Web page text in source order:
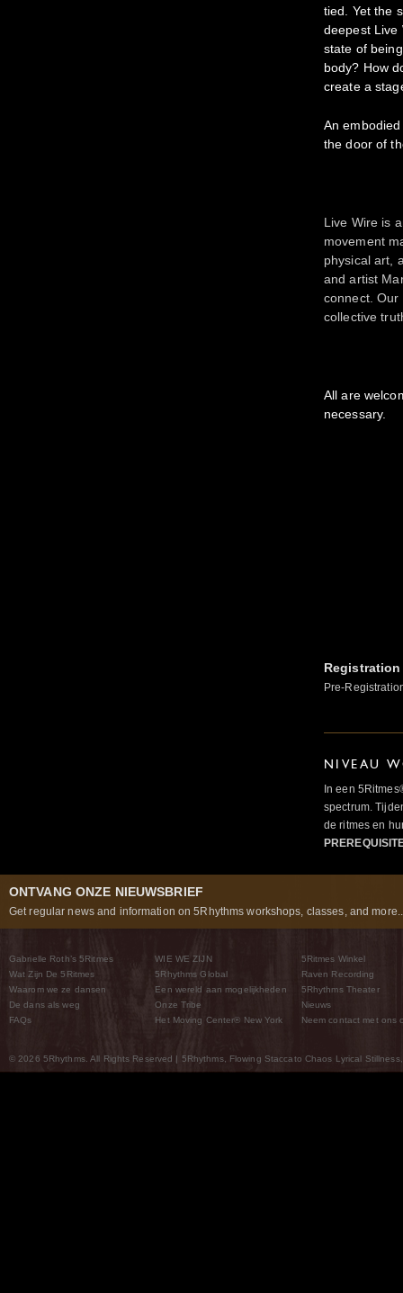
tied. Yet the
deepest Live
state of
body? How
create a
An
the door of
Live Wire is
movement
physical art,
and artist
connect. Our
collective
All are
necessary.
Pre-
NIVEAU
In een
spectrum.
de ritmes en
ONTVANG ONZE NIEUWSBRIEF
Get regular news and information on 5Rhythms workshops, classes, and
Gabrielle Roth’s 5Ritmes
Wat Zijn De 5Ritmes
Waarom we ze dansen
De dans als weg
FAQs
WIE WE ZIJN
5Rhythms Global
Een wereld aan mogelijkheden
Onze Tribe
Het Moving Center® New York
5Ritmes Winkel
Raven Recording
5Rhythms Theater
Nieuws
Neem contact met ons
© 2026 5Rhythms. All Rights Reserved | 5Rhythms, Flowing Staccato Chaos Lyrical